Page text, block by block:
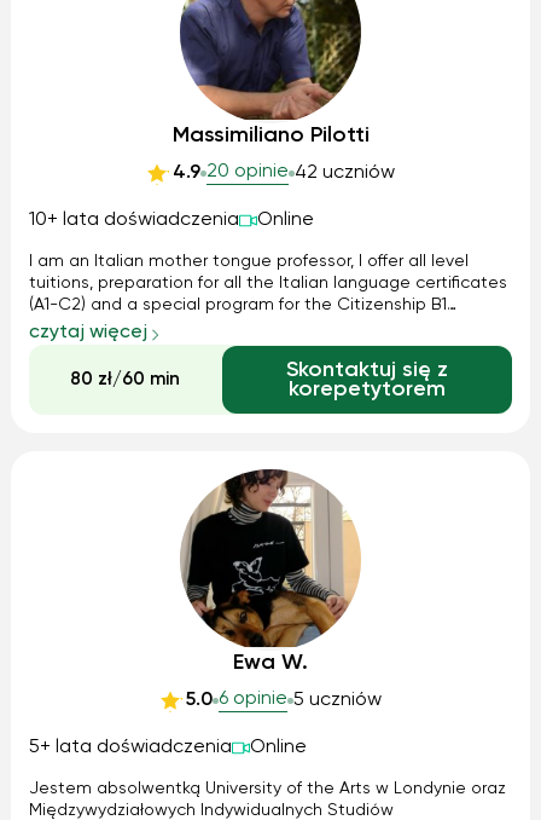
Massimiliano Pilotti
4.9 20 opinie 42 uczniów
10+ lata doświadczenia Online
I am an Italian mother tongue professor, I offer all level
tuitions, preparation for all the Italian language certificates
(A1-C2) and a special program for the Citizenship B1
Certificate. Committed to Education with passion and
determination, Massimiliano is an Italian encouraging and
patient lect...
czytaj więcej
80 zł/60 min
Skontaktuj się z
korepetytorem
Ewa W.
5.0 6 opinie 5 uczniów
5+ lata doświadczenia Online
Jestem absolwentką University of the Arts w Londynie oraz
Międzywydziałowych Indywidualnych Studiów